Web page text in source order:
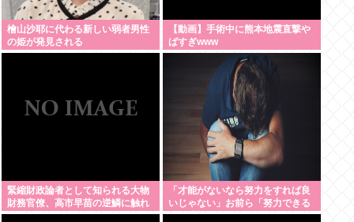
檜山沙耶に代わる新しい弱者男性
の姫が発見される
【動画】手術中に熊本地震直撃や
ばすぎwww
緊縮財政論者として知られる大物
財務官僚、高市早苗の逆鱗に触れ
左遷
「才能がないなら努力をすれば良
いじゃない」お前ら「努力できる
のも才能だよ」←は？